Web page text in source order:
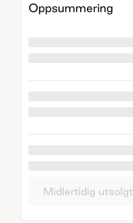
Oppsummering
Midlertidig utsolgt